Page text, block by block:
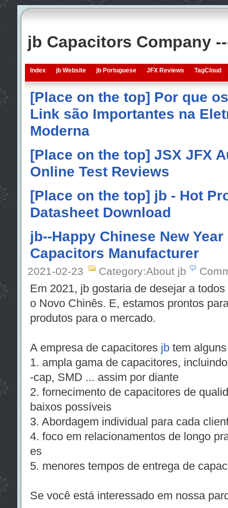
jb Capacitors Company
Index jb Website jb Portuguese JFX Reviews TagCloud
[Place on the top] Por que
Link são Importantes na
Moderna
[Place on the top] JSX JFX
Online Test Reviews
[Place on the top] jb - Hot
Datasheet Download
jb--Happy Chinese New
Capacitors Manufacturer
2021-02-23 Category:About jb
Em 2021, jb gostaria de desejar a
o Novo Chinês. E, estamos prontos
produtos para o mercado.
A empresa de capacitores jbtem alguns
1. ampla gama de capacitores,
-cap, SMD ... assim por diante
2. fornecimento de capacitores de
baixos possíveis
3. Abordagem individual para cada
4. foco em relacionamentos de longo
es
5. menores tempos de entrega de
Se você está interessado em nossa